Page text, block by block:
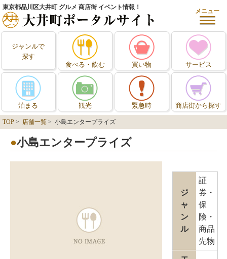
東京都品川区大井町 グルメ 商店街 イベント情報！
メニュー
ジャンルで
探す
食べる・飲む
買い物 サービス
泊まる 観光 緊急時 商店街から探す
TOP > 店舗一覧 > 小島エンタープライズ
小島エンタープライズ
ジ
ャ
ン
ル
証
券・
保
険・
商品
先物